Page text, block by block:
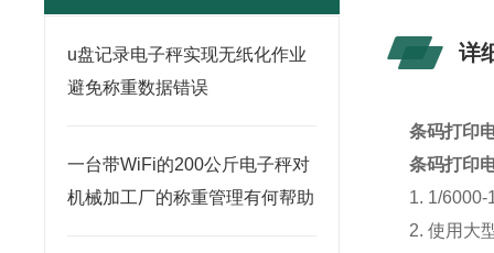
u盘记录电子秤实现无纸化作业
避免称重数据错误
一台带WiFi的200公斤电子秤对
机械加工厂的称重管理有何帮助
详
条码打印
条码打印
1. 1/
2. 使用大